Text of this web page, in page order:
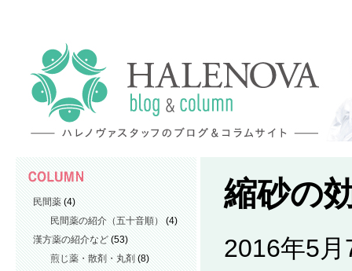
民間薬 (4)
民間薬の紹介（五十音順）
(4)
漢方薬の紹介など (53)
煎じ薬・散剤・丸剤 (8)
縮砂の
2016年5